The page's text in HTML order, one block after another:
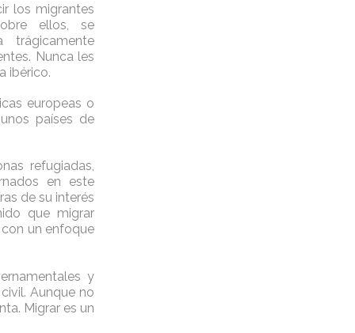
los migrantes
ellos, se
Nunca les
ibérico.
europeas o
países de
refugiadas,
en este
de su interés
que migrar
un enfoque
y
Aunque no
Migrar es un